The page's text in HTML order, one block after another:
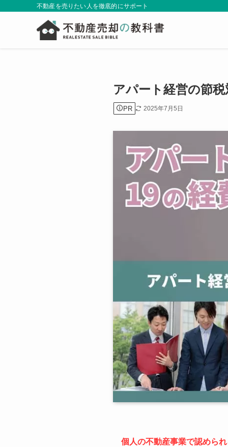
不動産を売りたい人を徹底的にサポート
アパート経営の節
PR 2025年7月5日
個人の不動産事業で認めら